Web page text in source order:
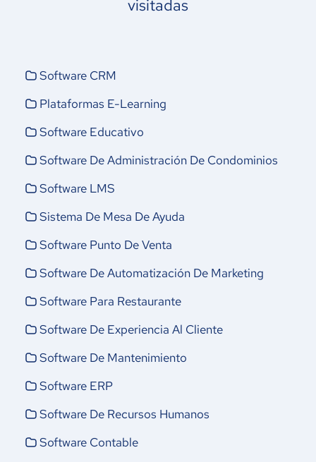
visitadas
Software CRM
Plataformas E-Learning
Software Educativo
Software De Administración De Condominios
Software LMS
Sistema De Mesa De Ayuda
Software Punto De Venta
Software De Automatización De Marketing
Software Para Restaurante
Software De Experiencia Al Cliente
Software De Mantenimiento
Software ERP
Software De Recursos Humanos
Software Contable